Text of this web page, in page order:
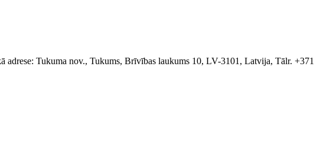
Tukuma nov., Tukums, Brīvības laukums 10, LV-3101, Latvija, Tālr. +371